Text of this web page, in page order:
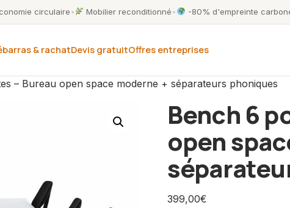
circulaire• Mobilier reconditionné• -80% d'empreinte
& rachatDevis gratuitOffres entreprises
– Bureau open space moderne + séparateurs phoniques
Bench 6
open
399,00€